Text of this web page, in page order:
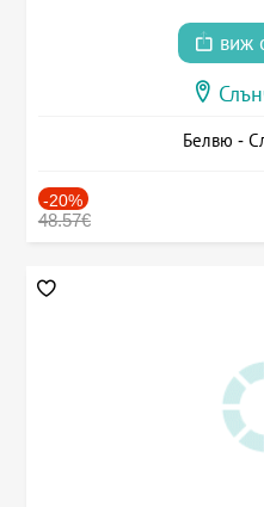
виж
Белвю -
-20%
48.57€